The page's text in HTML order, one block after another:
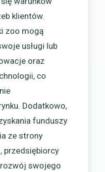
klientów.
zoo mogą
usługi lub
oraz
co
Dodatkowo,
funduszy
ze strony
przedsiębiorcy
swojego